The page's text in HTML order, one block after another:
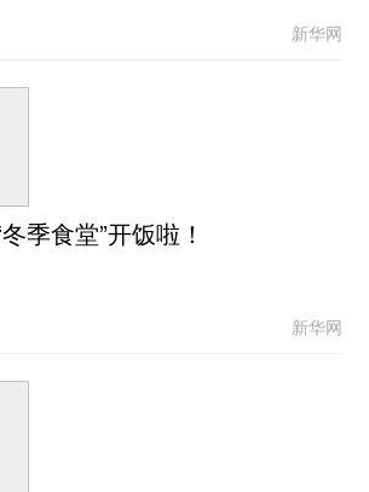
新华网
季食堂”开饭啦！
新华网